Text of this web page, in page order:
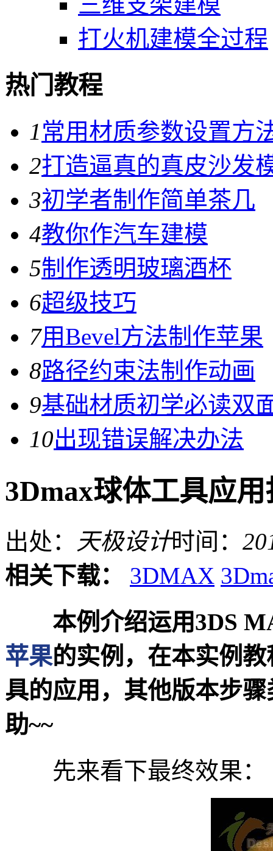
打火机建模全过程
热门教程
1常用材质参数设置方
2打造逼真的真皮沙发
3初学者制作简单茶几
4教你作汽车建模
5制作透明玻璃酒杯
6超级技巧
7用Bevel方法制作苹果
8路径约束法制作动画
9基础材质初学必读双
10出现错误解决办法
3Dmax球体工具应
出处： 天极设计时间：
相关下载：
3DMAX
本例介绍运用3DS
苹果的实例，在本实例
具的应用，其他版本步
助~~
先来看下最终效果：